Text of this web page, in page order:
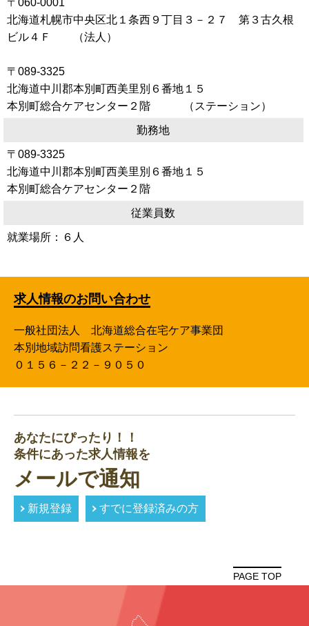
〒060-0001
北海道札幌市中央区北１条西９丁目３－２７ 第３古久根
ビル４Ｆ （法人）
〒089-3325
北海道中川郡本別町西美里別６番地１５
本別町総合ケアセンター２階 （ステーション）
勤務地
〒089-3325
北海道中川郡本別町西美里別６番地１５
本別町総合ケアセンター２階
従業員数
就業場所：６人
求人情報のお問い合わせ
一般社団法人 北海道総合在宅ケア事業団
本別地域訪問看護ステーション
０１５６－２２－９０５０
あなたにぴったり！！
条件にあった求人情報を
メールで通知
新規登録 すでに登録済みの方
PAGE TOP